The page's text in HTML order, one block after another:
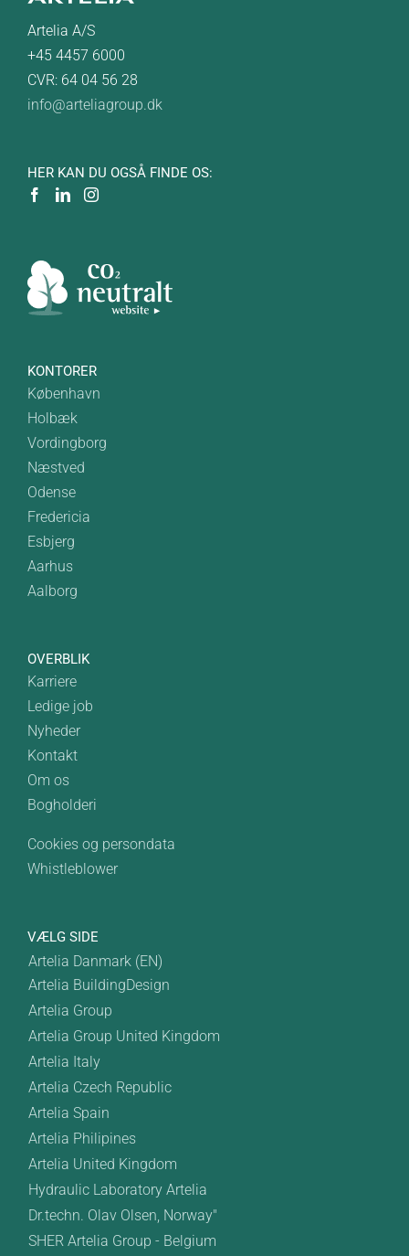
Artelia A/S
+45 4457 6000
CVR: 64 04 56 28
info@arteliagroup.dk
HER KAN DU OGSÅ FINDE OS:
KONTORER
København
Holbæk
Vordingborg
Næstved
Odense
Fredericia
Esbjerg
Aarhus
Aalborg
OVERBLIK
Karriere
Ledige job
Nyheder
Kontakt
Om os
Bogholderi
Cookies og persondata
Whistleblower
VÆLG SIDE
Artelia Danmark (EN)
Artelia BuildingDesign
Artelia Group
Artelia Group United Kingdom
Artelia Italy
Artelia Czech Republic
Artelia Spain
Artelia Philipines
Artelia United Kingdom
Hydraulic Laboratory Artelia
Dr.techn. Olav Olsen, Norway"
SHER Artelia Group - Belgium